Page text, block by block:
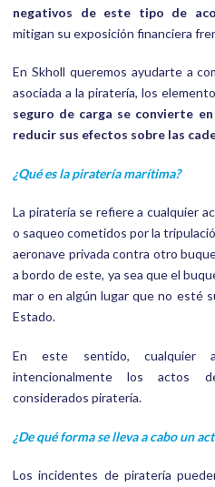
negativos de este tipo de
mitigan su exposición financiera
En Skholl queremos ayudarte a
asociada a la piratería, los
seguro de carga se convierte
reducir sus efectos sobre las
¿Qué es la piratería marítima?
La piratería se refiere a cualquier
o saqueo cometidos por la
aeronave privada contra otro
a bordo de este, ya sea que el
mar o en algún lugar que no esté
Estado.
En este sentido,
intencionalmente los actos
considerados piratería.
¿De qué forma se lleva a cabo un
Los incidentes de piratería